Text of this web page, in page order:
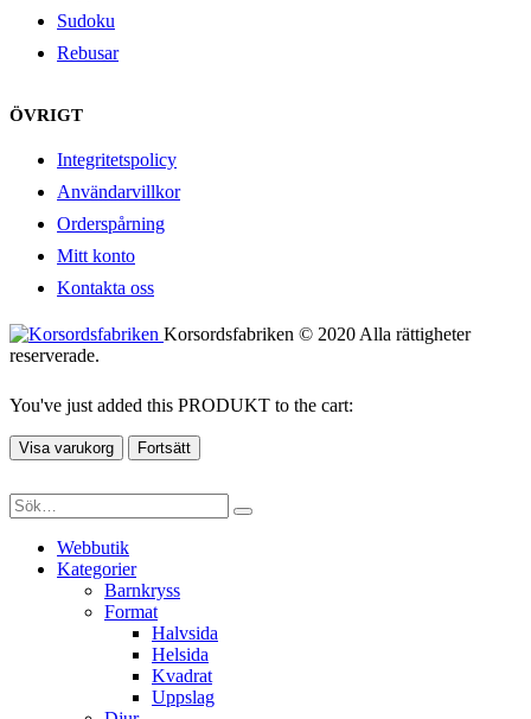
Sudoku
Rebusar
ÖVRIGT
Integritetspolicy
Användarvillkor
Orderspårning
Mitt konto
Kontakta oss
Korsordsfabriken © 2020 Alla rättigheter
reserverade.
You've just added this PRODUKT to the cart:
Visa varukorg Fortsätt
Webbutik
Kategorier
Barnkryss
Format
Halvsida
Helsida
Kvadrat
Uppslag